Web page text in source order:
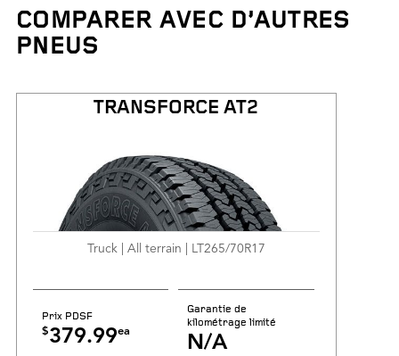
Poids des pneus
COMPARER AVEC D’AUTRES
PNEUS
TRANSFORCE AT2
Truck | All terrain | LT265/70R17
Prix PDSF
$379.99ea
Garantie de
kilométrage limité
N/A